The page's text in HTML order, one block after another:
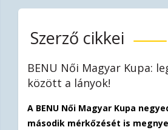
Szerző cikkei
BENU Női Magyar Kupa:
között a lányok!
A BENU Női Magyar Kupa
második mérkőzését is